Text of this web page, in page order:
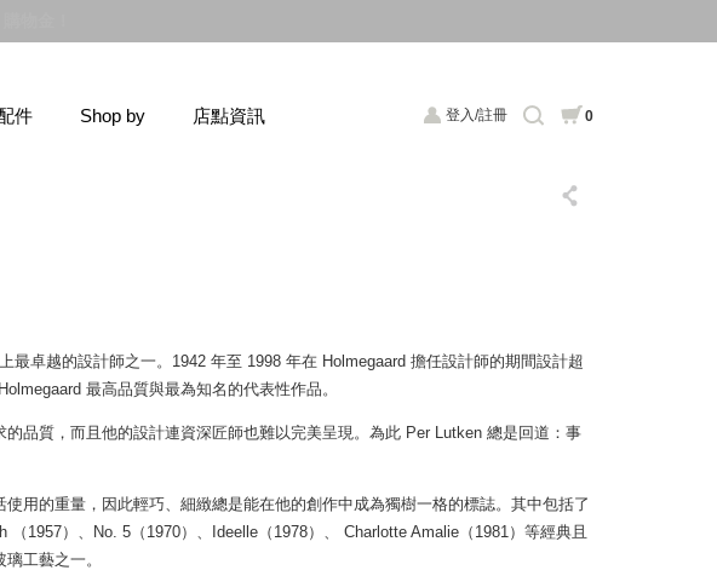
登入/註冊 0
件 Shop by 店點資訊
最卓越的設計師之一。1942 年至 1998 年在 Holmegaard 擔任設計師的期間設計超
最高品質與最為知名的代表性作品。
品質，而且他的設計連資深匠師也難以完美呈現。為此 Per Lutken 總是回道：事
用的重量，因此輕巧、細緻總是能在他的創作中成為獨樹一格的標誌。其中包括了
1957）、No. 5（1970）、Ideelle（1978）、 Charlotte Amalie（1981）等經典且
工藝之一。